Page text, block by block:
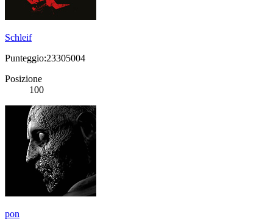
Schleif
Punteggio:23305004
Posizione
100
pon